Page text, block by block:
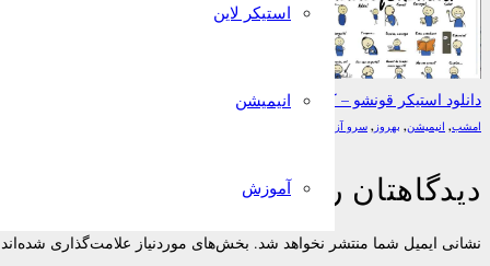
استیکر لاین
انیمیشن
آموزش
دانلود استیکر قونشو – کاتالان
امشب, انیمیشن, بهروز , سرو آزاد
دیدگاهتان را بنویسید
نشانی ایمیل شما منتشر نخواهد شد. بخش‌های موردنیاز علامت‌گذاری